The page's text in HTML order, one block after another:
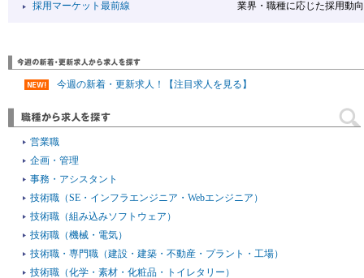
採用マーケット最前線 業界・職種に応じた採用動向や選考
今週の新着・更新求人！【注目求人を見る】
営業職
企画・管理
事務・アシスタント
技術職（SE・インフラエンジニア・Webエンジニア）
技術職（組み込みソフトウェア）
技術職（機械・電気）
技術職・専門職（建設・建築・不動産・プラント・工場）
技術職（化学・素材・化粧品・トイレタリー）